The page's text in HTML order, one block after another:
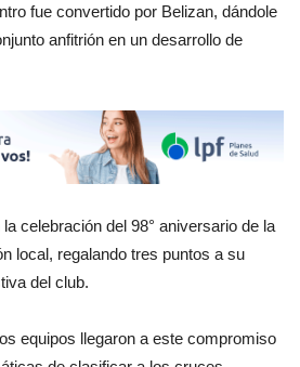
fue convertido por Belizan, dándole
anfitrión en un desarrollo de
celebración del 98° aniversario de la
local, regalando tres puntos a su
del club.
equipos llegaron a este compromiso